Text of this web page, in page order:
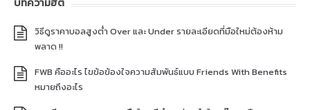
วิธีดูราคาบอลสูงต่ำ Over และ Under รายละเอียดที่มือใหม่ต้องห้าม
พลาด !!
FWB คืออะไร ไขข้อข้องใจความสัมพันธ์แบบ Friends With Benefits
หมายถึงอะไร